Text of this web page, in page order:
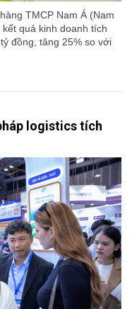
TMCP Nam Á (Nam
quả kinh doanh tích
đồng, tăng 25% so với
logistics tích